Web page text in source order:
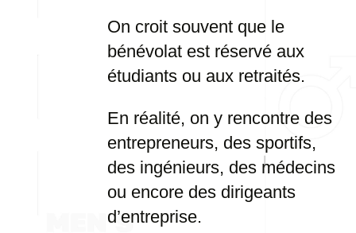
On croit souvent que le
bénévolat est réservé aux
étudiants ou aux retraités.
En réalité, on y rencontre des
entrepreneurs, des sportifs,
des ingénieurs, des médecins
ou encore des dirigeants
d’entreprise.